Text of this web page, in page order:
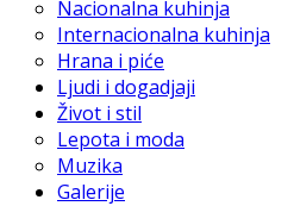
Nacionalna kuhinja
Internacionalna kuhinja
Hrana i piće
Ljudi i dogadjaji
Život i stil
Lepota i moda
Muzika
Galerije